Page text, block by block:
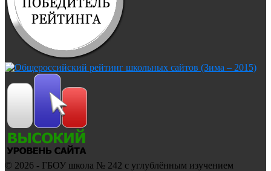
© 2026 - ГБОУ школа № 242 с углублённым изучением